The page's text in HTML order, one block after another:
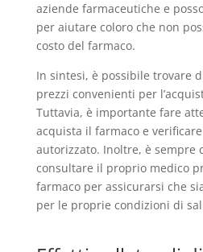
aziende farmaceutiche e
per aiutare coloro che non
costo del farmaco.
In sintesi, è possibile trovare
prezzi convenienti per
Tuttavia, è importante fare
acquista il farmaco e
autorizzato. Inoltre, è sempre
consultare il proprio medico
farmaco per assicurarsi che
per le proprie condizioni di